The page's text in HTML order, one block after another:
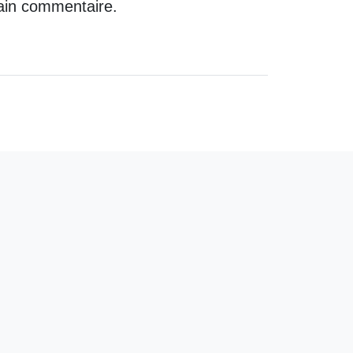
commentaire.